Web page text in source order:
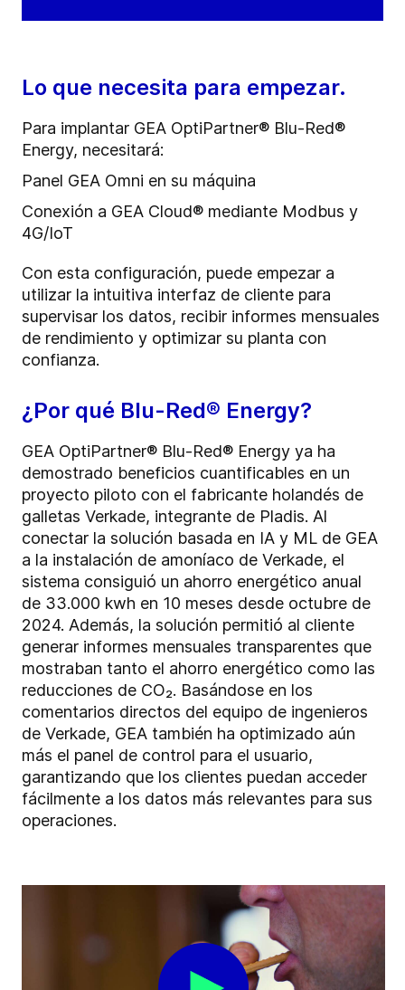
Lo que necesita para empezar.
Para implantar GEA OptiPartner® Blu-Red®
Energy, necesitará:
Panel GEA Omni en su máquina
Conexión a GEA Cloud® mediante Modbus y
4G/IoT
Con esta configuración, puede empezar a
utilizar la intuitiva interfaz de cliente para
supervisar los datos, recibir informes mensuales
de rendimiento y optimizar su planta con
confianza.
¿Por qué Blu-Red® Energy?
GEA OptiPartner® Blu-Red® Energy ya ha
demostrado beneficios cuantificables en un
proyecto piloto con el fabricante holandés de
galletas Verkade, integrante de Pladis. Al
conectar la solución basada en IA y ML de GEA
a la instalación de amoníaco de Verkade, el
sistema consiguió un ahorro energético anual
de 33.000 kwh en 10 meses desde octubre de
2024. Además, la solución permitió al cliente
generar informes mensuales transparentes que
mostraban tanto el ahorro energético como las
reducciones de CO₂. Basándose en los
comentarios directos del equipo de ingenieros
de Verkade, GEA también ha optimizado aún
más el panel de control para el usuario,
garantizando que los clientes puedan acceder
fácilmente a los datos más relevantes para sus
operaciones.